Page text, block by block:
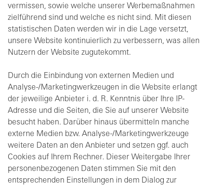
vermissen, sowie welche unserer Werbemaßnahmen
zielführend sind und welche es nicht sind. Mit diesen
statistischen Daten werden wir in die Lage versetzt,
unsere Website kontinuierlich zu verbessern, was allen
Nutzern der Website zugutekommt.
Durch die Einbindung von externen Medien und
Analyse-/Marketingwerkzeugen in die Website erlangt
der jeweilige Anbieter i. d. R. Kenntnis über Ihre IP-
Adresse und die Seiten, die Sie auf unserer Website
besucht haben. Darüber hinaus übermitteln manche
externe Medien bzw. Analyse-/Marketingwerkzeuge
weitere Daten an den Anbieter und setzen ggf. auch
Cookies auf Ihrem Rechner. Dieser Weitergabe Ihrer
personenbezogenen Daten stimmen Sie mit den
entsprechenden Einstellungen in dem Dialog zur